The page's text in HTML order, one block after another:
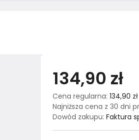
134,90 zł
Cena regularna: 134,90 zł
Najniższa cena z 30 dni
Dowód zakupu: Faktura